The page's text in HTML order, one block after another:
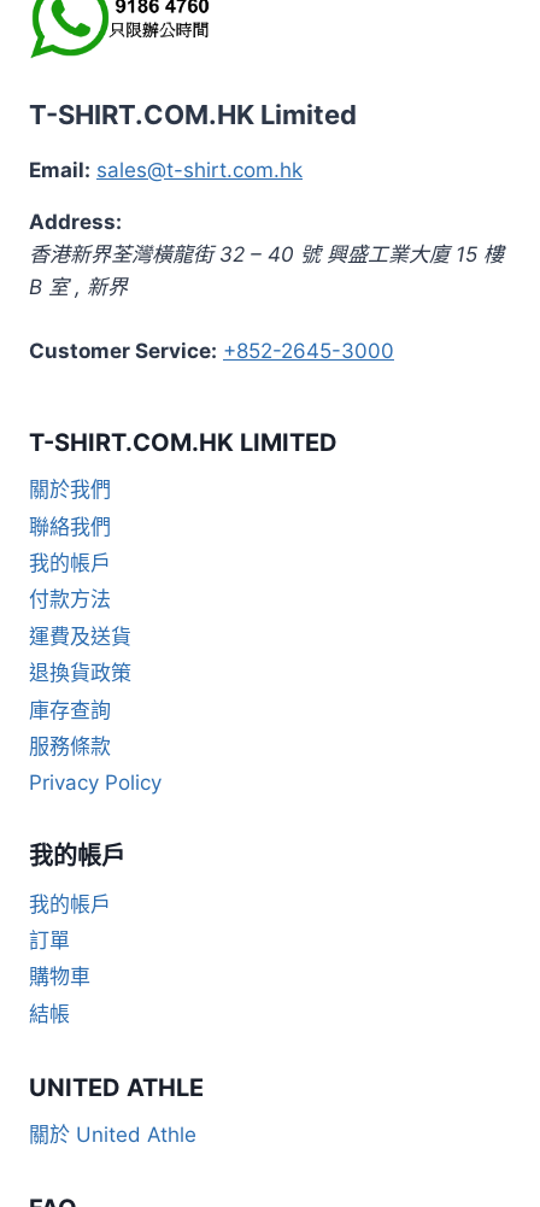
T-SHIRT.COM.HK Limited
Email: sales@t-shirt.com.hk
Address:
香港新界荃灣橫龍街 32 – 40 號 興盛工業大廈 15 樓
B 室, 新界
Customer Service: +852-2645-3000
T-SHIRT.COM.HK LIMITED
關於我們
聯絡我們
我的帳戶
付款方法
運費及送貨
退換貨政策
庫存查詢
服務條款
Privacy Policy
我的帳戶
我的帳戶
訂單
購物車
結帳
UNITED ATHLE
關於 United Athle